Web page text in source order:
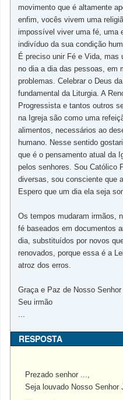
movimento que é altamente
enfim, vocês vivem uma
impossível viver uma fé, uma
indivíduo da sua condição
É preciso unir Fé e Vida,
no dia a dia das pessoas, em
problemas. Celebrar o Deus
fundamental da Liturgia. A
Progressista e tantos outros
na Igreja são como uma
alimentos, necessários ao
humano. Nesse sentido
que é o pensamento atual da
pelos senhores. Sou Católico
diversas, sou consciente que
Espero que um dia ela seja
Os tempos mudaram irmãos,
fé baseados em documentos
dia, substituídos por novos
renovados, porque essa é a
atroz dos erros.
Graça e Paz de Nosso
Seu irmão
...
RESPOSTA
Prezado senhor ...,
Seja louvado Nosso Senhor